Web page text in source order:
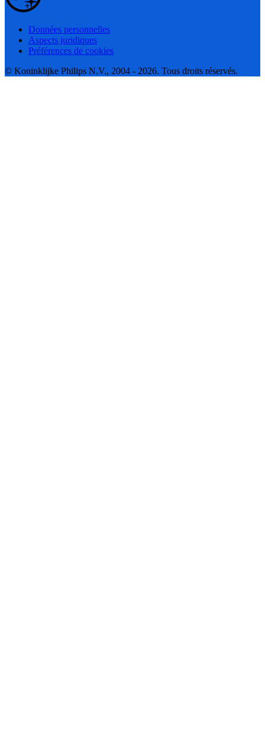
Données personnelles
Aspects juridiques
Préférences de cookies
© Koninklijke Philips N.V., 2004 - 2026. Tous droits réservés.